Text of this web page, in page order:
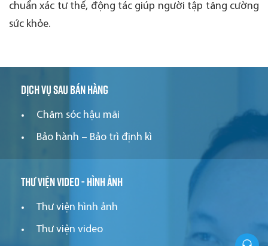
chuẩn xác tư thế, động tác giúp người tập tăng cường
sức khỏe.
Dịch vụ sau bán hàng
Chăm sóc hậu mãi
Bảo hành – Bảo trì định kì
Thư viện video - hình ảnh
Thư viện hình ảnh
Thư viện video